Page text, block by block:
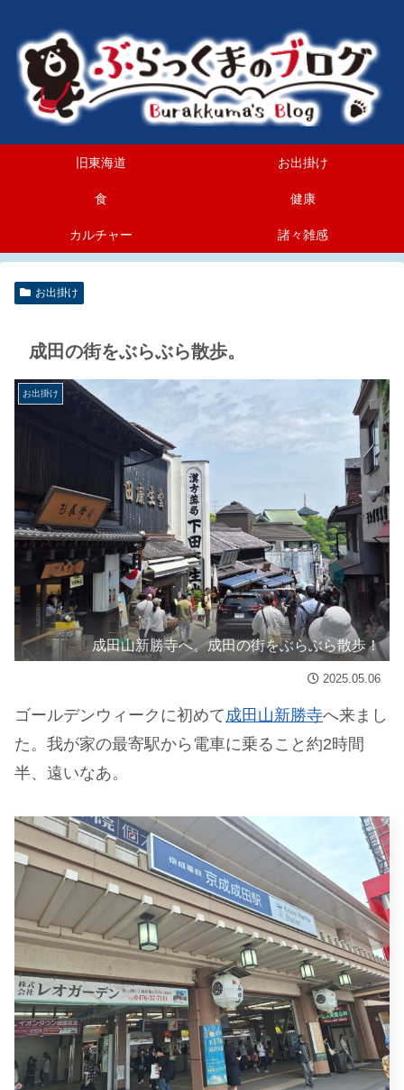
旧東海道 お出掛け
食 健康
カルチャー 諸々雑感
お出掛け
成田の街をぶらぶら散歩。
お出掛け
成田山新勝寺へ。成田の街をぶらぶら散歩！
2025.05.06
ゴールデンウィークに初めて 成田山新勝寺へ来まし
た。我が家の最寄駅から電車に乗ること約2時間
半、遠いなあ。